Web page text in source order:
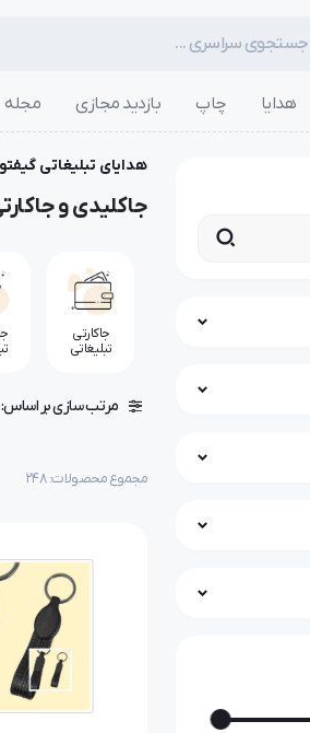
هدایا چاپ بازدید مجازی مجله
هدایای تبلیغاتی گیفتو
جاکلیدی و
جاکارتی
تبلیغاتی
مرتب سازی بر اساس:
مجموع محصولات: ۲۴۸